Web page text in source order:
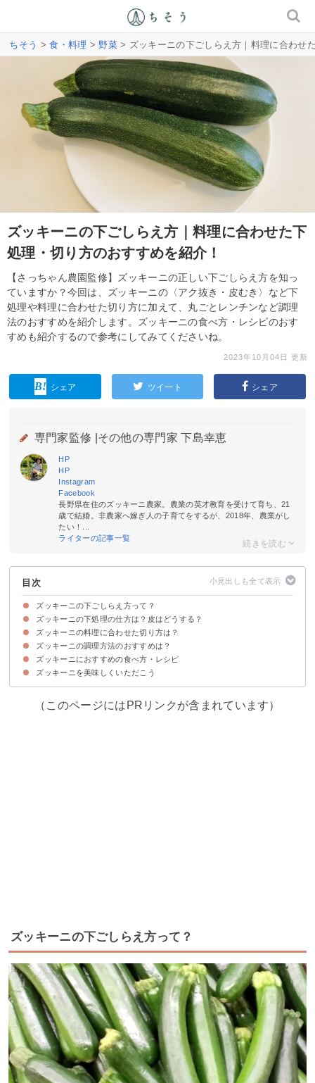
ちそう >食・料理 >野菜> ズッキーニの下ごしらえ方｜料理に合わせ
ズッキーニの下ごしらえ方｜料理に合わせた下
処理・切り方のおすすめを紹介！
【さっちゃん農園監修】ズッキーニの正しい下ごしらえ方を知っ
ていますか？今回は、ズッキーニの〈アク抜き・皮むき〉など下
処理や料理に合わせた切り方に加えて、丸ごとレンチンなど調理
法のおすすめを紹介します。ズッキーニの食べ方・レシピのおす
すめも紹介するので参考にしてみてくださいね。
2023年10月04日 更新
シェア ツイート シェア
専門家監修 | その他の専門家 下島幸恵
HP
HP
Instagram
Facebook
長野県在住のズッキーニ農家。農業の英才教育を受けて育ち、21
歳で結婚。非農家へ嫁ぎ人の子育てをするが、2018年、農業がし
たい！...
ライターの記事一覧
目次
ズッキーニの下ごしらえ方って？
ズッキーニの下処理の仕方は？皮はどうする？
①まずはズッキーニを洗おう
②ズッキーニの苦味が気になる場合はアク抜きをする
③生食する際など皮が気になる場合は剥く
ズッキーニの料理に合わせた切り方は？
ズッキーニを生食する場合は薄切りか千切り
カレーなどズッキーニの煮込み料理は輪切り
ズッキーニをスープ料理に使う場合はサイコロ状がおすすめ
ズッキーニの調理方法のおすすめは？
ズッキーニは油を使った加熱調理がおすすめ！
手短に調理したい場合は丸ごとレンジでもOK
ズッキーニにおすすめの食べ方・レシピ
①ズッキーニとジャガイモのマリネ
②圧力鍋で作るラタトゥユ
③ズッキーニの冷たいスープ
ズッキーニを美味しくいただこう
（このページにはPRリンクが含まれています）
ズッキーニの下ごしらえ方って？